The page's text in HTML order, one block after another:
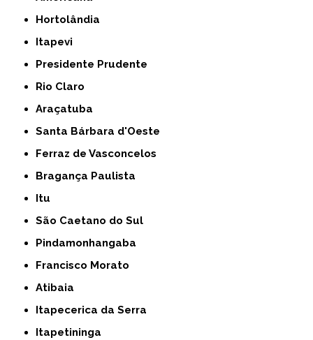
Hortolândia
Itapevi
Presidente Prudente
Rio Claro
Araçatuba
Santa Bárbara d'Oeste
Ferraz de Vasconcelos
Bragança Paulista
Itu
São Caetano do Sul
Pindamonhangaba
Francisco Morato
Atibaia
Itapecerica da Serra
Itapetininga